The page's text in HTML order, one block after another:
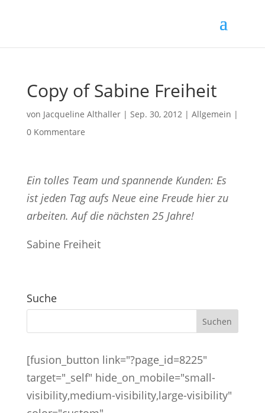
Copy of Sabine Freiheit
von Jacqueline Althaller| Sep. 30, 2012| Allgemein |
0 Kommentare
Ein tolles Team und spannende Kunden: Es
ist jeden Tag aufs Neue eine Freude hier zu
arbeiten. Auf die nächsten 25 Jahre!
Sabine Freiheit
Suche
[fusion_button link="?page_id=8225"
target="_self" hide_on_mobile="small-
visibility,medium-visibility,large-visibility"